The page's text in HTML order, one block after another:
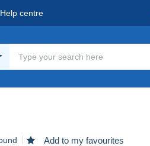
Help centre
Add to my favourites